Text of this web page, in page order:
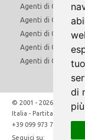
di
Agenti di
Agenti di
Agenti di
Agenti di
Agenti di
© 2001 - 2026 Direct
Italia - Partita Iva:
+39 099 973 7219
Seguici su: